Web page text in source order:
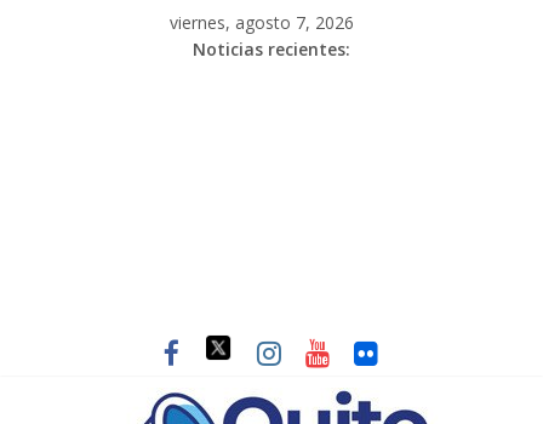
viernes, agosto 7, 2026
Noticias recientes: